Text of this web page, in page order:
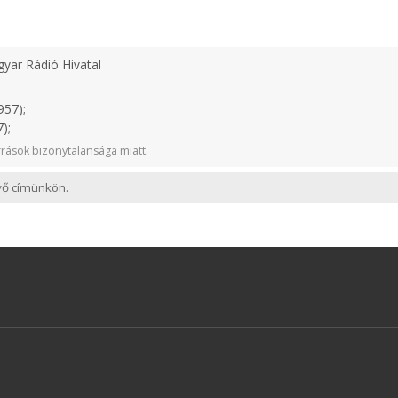
Rádió Hivatal
bizonytalansága miatt.
címünkön.